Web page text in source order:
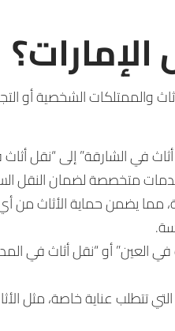
الشخصية أو
في الشارقة” إلى “نقل
متخصصة لضمان النقل
يضمن حماية الأثاث من
العين” أو “نقل أثاث في
تتطلب عناية خاصة، مثل